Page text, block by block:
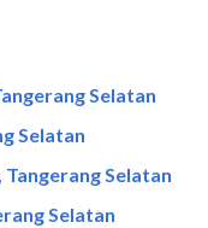
Selatan
Selatan
Selatan
Selatan